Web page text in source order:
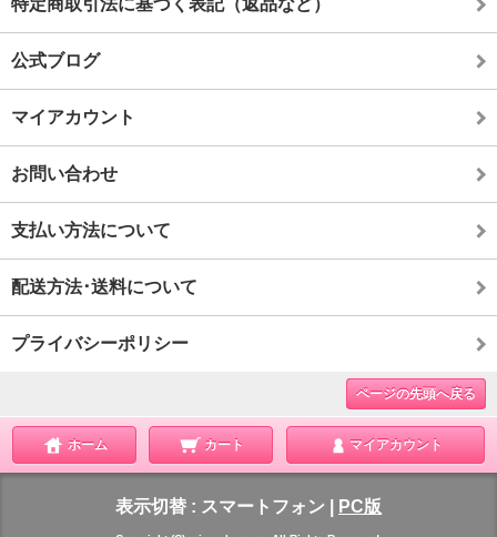
特定商取引法に基づく表記（返品など）
公式ブログ
マイアカウント
お問い合わせ
支払い方法について
配送方法･送料について
プライバシーポリシー
ページの先頭へ戻る
ホーム カート マイアカウント
表示切替 : スマートフォン PC版